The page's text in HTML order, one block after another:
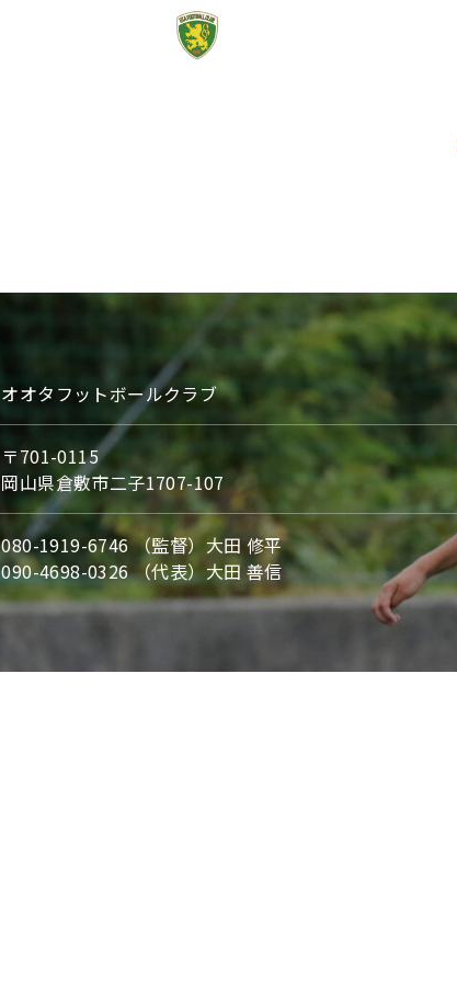
オオタフットボールクラブ
〒701-0115
岡山県倉敷市二子1707-107
080-1919-6746 （監督）大田 修平
090-4698-0326 （代表）大田 善信